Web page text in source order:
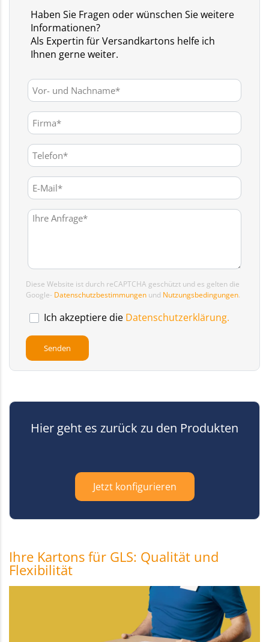
Haben Sie Fragen oder wünschen Sie weitere
Informationen?
Als Expertin für Versandkartons helfe ich
Ihnen gerne weiter.
Diese Website ist durch reCAPTCHA geschützt und es gelten die
Google- Datenschutzbestimmungen und Nutzungsbedingungen.
Ich akzeptiere die Datenschutzerklärung.
Hier geht es zurück zu den Produkten
Jetzt konfigurieren
Ihre Kartons für GLS: Qualität und
Flexibilität